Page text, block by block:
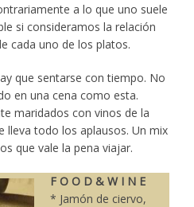
a lo que uno suele
si consideramos la relación
cada uno de los platos.
que sentarse con tiempo. No
en una cena como esta.
maridados con vinos de la
lleva todo los aplausos. Un mix
que vale la pena viajar.
F O O D & W I N E
* Jamón de ciervo,